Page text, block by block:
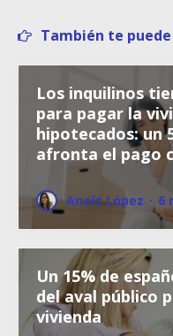
También te
Los inquilinos
para pagar la
hipotecados: un
afronta el pago
Anaïs López · 6
Un 15% de
del aval público
vivienda